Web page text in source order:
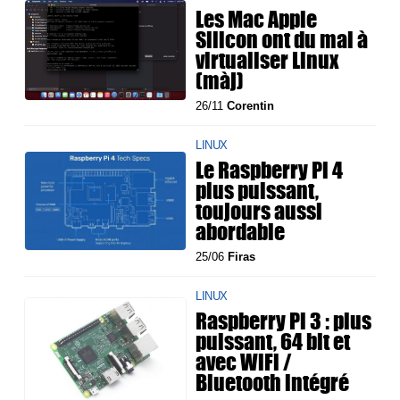
Les Mac Apple
Silicon ont du mal à
virtualiser Linux
(màj)
26/11Corentin
LINUX
Le Raspberry Pi 4
plus puissant,
toujours aussi
abordable
25/06 Firas
LINUX
Raspberry Pi 3 : plus
puissant, 64 bit et
avec WiFi /
Bluetooth intégré